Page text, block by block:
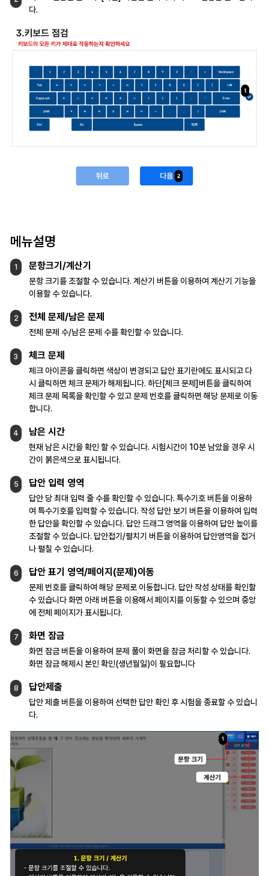
다.
메뉴설명
1 문항크기/계산기
문항 크기를 조절할 수 있습니다.계산기 버튼을 이용하여 계산기 기능을
이용할 수 있습니다.
2 전체 문제/남은 문제
전체 문제 수/남은 문제 수를 확인할 수 있습니다.
3 체크 문제
체크 아이콘을 클릭하면 색상이 변경되고 답안 표기란에도 표시되고 다
시 클릭하면 체크 문제가해제됩니다. 하단[체크 문제]버튼을 클릭하여
체크 문제목록을 확인할 수 있고 문제 번호를 클릭하면 해당문제로 이동
합니다.
4 남은 시간
현재 남은 시간을 확인 할 수 있습니다.시험시간이 10분 남았을 경우 시
간이 붉은색으로 표시됩니다.
5 답안 입력 영역
답안 당 최대 입력 줄 수를 확인할 수 있습니다. 특수기호 버튼을 이용하
여 특수기호를 입력할 수있습니다. 작성 답안 보기 버튼을 이용하여 입력
한 답안을확인할 수 있습니다. 답안 드래그 영역을 이용하여 답안 높이를
조절할수 있습니다. 답안접기/펼치기 버튼을 이용하여 답안영역을 접거
나 펼칠 수 있습니다.
6 답안 표기 영역/페이지(문제)이동
문제 번호를 클릭하여 해당 문제로 이동합니다. 답안 작성 상태를 확인할
수 있습니다화면 아래 버튼을 이용해서 페이지를 이동할 수있으며 중앙
에 전체 페이지가 표시됩니다.
7 화면 잠금
화면 잠금 버튼을 이용하여 문제 풀이 화면을잠금 처리할 수 있습니다.
화면 잠금 해제시 본인 확인(생년월일)이 필요합니다
8 답안제출
답안 제출 버튼을 이용하여 선택한 답안 확인 후시험을 종료할 수 있습니
다.